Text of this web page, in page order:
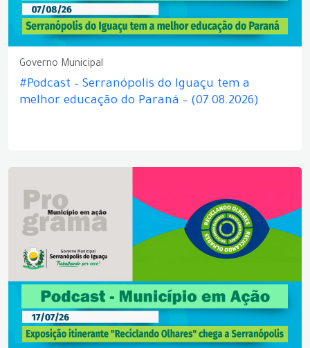
Governo Municipal
#Podcast – Serranópolis do Iguaçu tem a
melhor educação do Paraná – (07.08.2026)